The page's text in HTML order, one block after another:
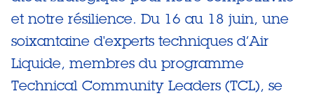
et notre résilience. Du 16 au 18 juin, une
soixantaine d'experts techniques d’Air
Liquide, membres du programme
Technical Community Leaders (TCL), se